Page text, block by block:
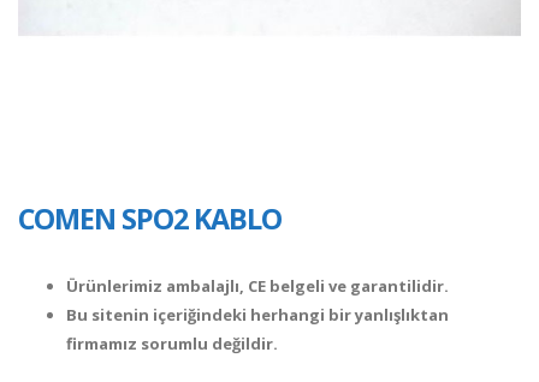
COMEN SPO2 KABLO
Ürünlerimiz ambalajlı, CE belgeli ve garantilidir.
Bu sitenin içeriğindeki herhangi bir yanlışlıktan
firmamız sorumlu değildir.